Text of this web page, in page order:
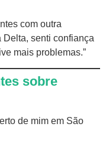
com outra
Delta, senti confiança
mais problemas.”
sobre
de mim em São